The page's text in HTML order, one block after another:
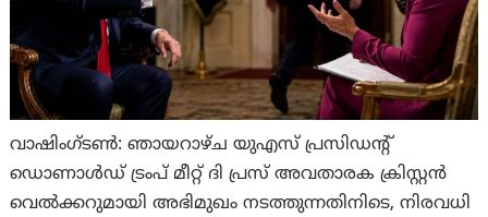
വാഷിംഗ്ടണ്‍: ഞായറാഴ്ച യുഎസ് പ്രസിഡന്റ്
ഡൊണാൾഡ് ട്രംപ് മീറ്റ് ദി പ്രസ് അവതാരക ക്രിസ്റ്റൻ
വെൽക്കറുമായി അഭിമുഖം നടത്തുന്നതിനിടെ, നിരവധി